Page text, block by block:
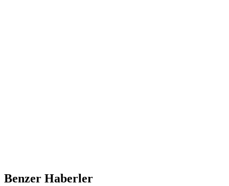
Benzer Haberler